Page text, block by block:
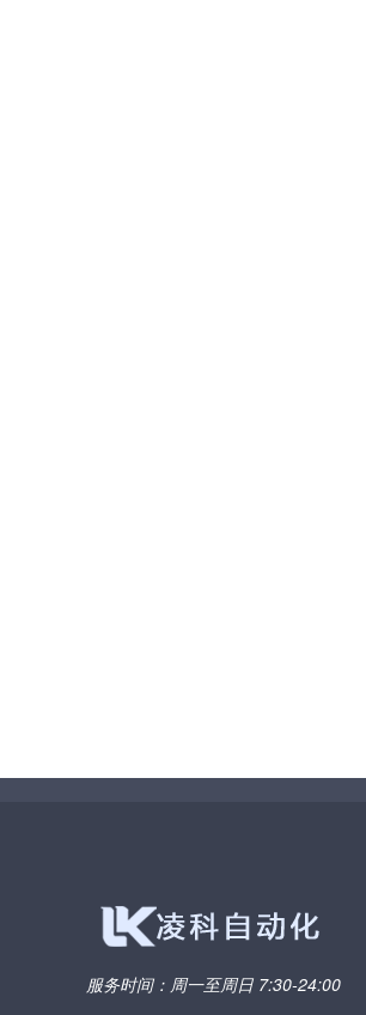
服务时间： 周一至周日 7:30-24:00